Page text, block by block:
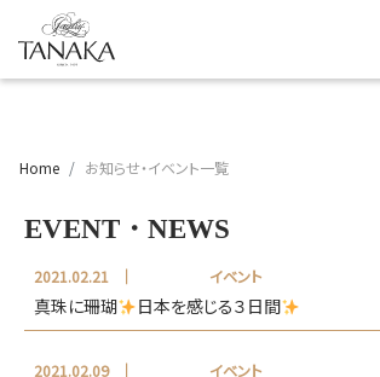
Home お知らせ・イベント一覧
EVENT・NEWS
2021.02.21 イベント
真珠に珊瑚 日本を感じる３日間
2021.02.09 イベント